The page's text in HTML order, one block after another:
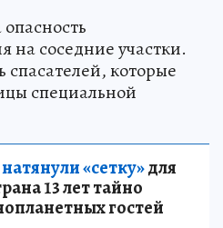
на соседние участки.
которые
специальной
«сетку»для
13 лет тайно
гостей